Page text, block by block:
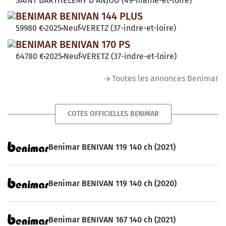
BENIMAR BENIVAN 144 PLUS
59980 €2025 NeufVERETZ (37-indre-et-loire)
BENIMAR BENIVAN 170 PS
64780 €2025 NeufVERETZ (37-indre-et-loire)
Toutes les annonces Benimar
COTES OFFICIELLES BENIMAR
Benimar BENIVAN 119 140 ch (2021)
Benimar BENIVAN 119 140 ch (2020)
Benimar BENIVAN 167 140 ch (2021)